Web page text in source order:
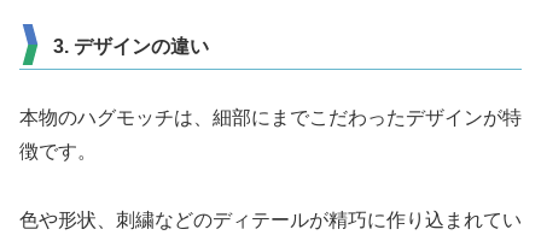
3. デザインの違い
本物のハグモッチは、細部にまでこだわったデザインが特
徴です。
色や形状、刺繍などのディテールが精巧に作り込まれてい